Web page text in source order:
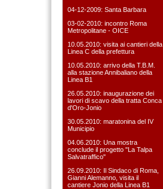
04-12-2009: Santa Barbara
03-02-2010: incontro Roma
Metropolitane - OICE
10.05.2010: visita ai cantieri della
Linea C della prefettura
10.05.2010: arrivo della T.B.M.
alla stazione Annibaliano della
Linea B1
26.05.2010: inaugurazione dei
lavori di scavo della tratta Conca
d'Oro-Jonio
30.05.2010: maratonina del IV
Municipio
04.06.2010: Una mostra
conclude il progetto "La Talpa
Salvatraffico"
26.09.2010: Il Sindaco di Roma,
Gianni Alemanno, visita il
cantiere Jonio della Linea B1